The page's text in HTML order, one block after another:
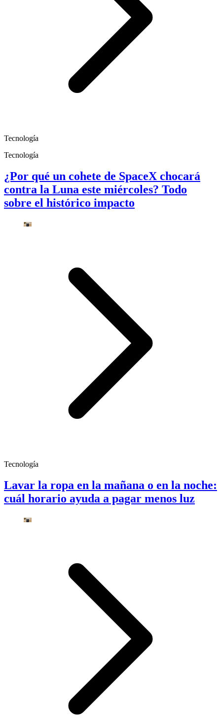
Tecnología
Tecnología
¿Por qué un cohete de SpaceX chocará
contra la Luna este miércoles? Todo
sobre el histórico impacto
Tecnología
Lavar la ropa en la mañana o en la noche:
cuál horario ayuda a pagar menos luz